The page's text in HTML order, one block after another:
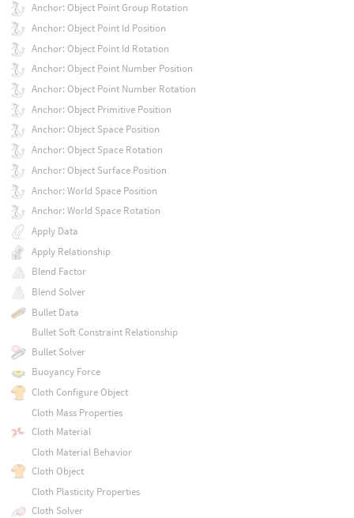
Anchor: Object Point Group Rotation
Anchor: Object Point Id Position
Anchor: Object Point Id Rotation
Anchor: Object Point Number Position
Anchor: Object Point Number Rotation
Anchor: Object Primitive Position
Anchor: Object Space Position
Anchor: Object Space Rotation
Anchor: Object Surface Position
Anchor: World Space Position
Anchor: World Space Rotation
Apply Data
Apply Relationship
Blend Factor
Blend Solver
Bullet Data
Bullet Soft Constraint Relationship
Bullet Solver
Buoyancy Force
Cloth Configure Object
Cloth Mass Properties
Cloth Material
Cloth Material Behavior
Cloth Object
Cloth Plasticity Properties
Cloth Solver